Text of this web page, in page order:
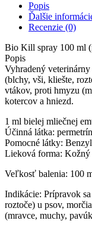
Popis
Ďalšie
Recenzie (0)
Bio Kill spray 100 ml
Popis
Vyhradený
(blchy, vši, kliešte,
vtákov, proti hmyzu
kotercov a hniezd.
1 ml bielej mliečnej
Účinná látka:
Pomocné látky:
Lieková forma: Kožný
Veľkosť balenia: 100
Indikácie: Prípravok
roztoče) u psov,
(mravce, muchy,